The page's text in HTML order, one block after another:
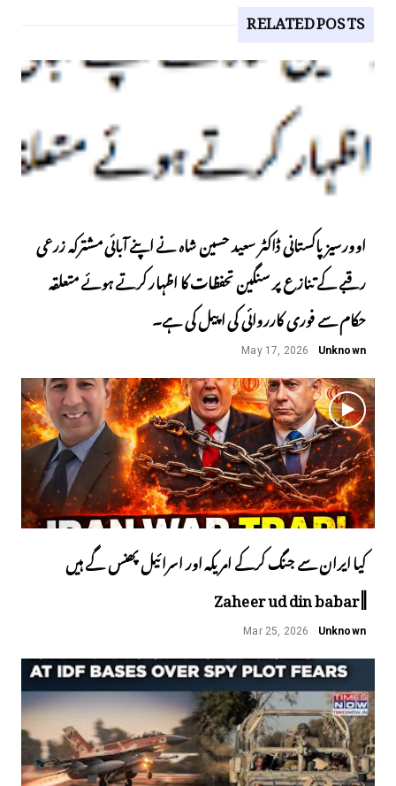
RELATED POSTS
اوورسیز پاکستانی ڈاکٹر سعید حسین شاہ نے اپنے آبائی مشترکہ زرعی
رقبے کے تنازع پر سنگین تحفظات کا اظہار کرتے ہوئے متعلقہ
حکام سے فوری کارروائی کی اپیل کی ہے۔
Unknown
May 17, 2026
کیا ایران سے جنگ کرکے امریکہ اور اسرائیل پھنس گے ہیں
||Zaheer ud din babar
Unknown
Mar 25, 2026